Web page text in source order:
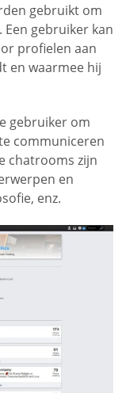
gebruikt om
Een gebruiker kan
profielen aan
en waarmee hij
gebruiker om
communiceren
chatrooms zijn
en
enz.